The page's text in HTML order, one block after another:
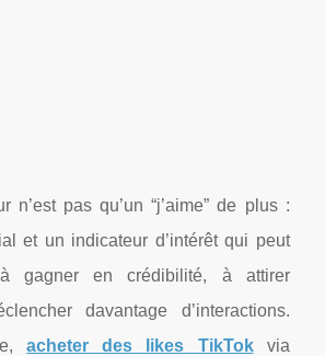
n’est pas qu’un “j’aime” de plus :
et un indicateur d’intérêt qui peut
gagner en crédibilité, à attirer
davantage d’interactions.
acheter des likes TikTokvia